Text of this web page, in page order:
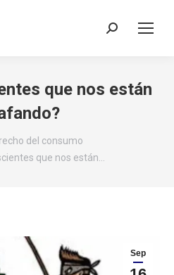
Buscar:
que nos están
del consumo
que nos están…
Sep